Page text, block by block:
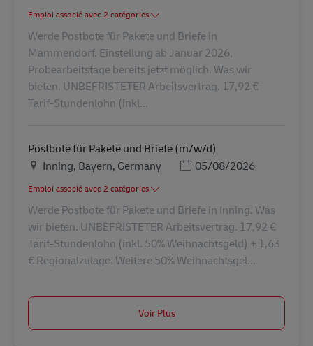
Emploi associé avec 2 catégories
Werde Postbote für Pakete und Briefe in
Mammendorf. Einstellung ab Januar 2026,
Probearbeitstage bereits jetzt möglich. Was wir
bieten. UNBEFRISTETER Arbeitsvertrag. 17,92 €
Tarif-Stundenlohn (inkl...
Postbote für Pakete und Briefe (m/w/d)
LieuInning, Bayern, Germany Posted Date
05/08/2026
Emploi associé avec 2 catégories
Werde Postbote für Pakete und Briefe in Inning. Was
wir bieten. UNBEFRISTETER Arbeitsvertrag. 17,92 €
Tarif-Stundenlohn (inkl. 50% Weihnachtsgeld) + 1,63
€ Regionalzulage. Weitere 50% Weihnachtsgel...
Voir Plus